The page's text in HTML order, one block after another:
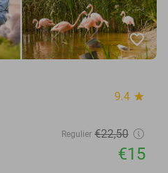
favorite_border
9.4 star
Regulier €22,50
€15